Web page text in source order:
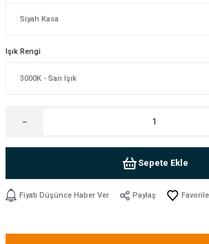
Işık Rengi
Sepete Ekle
Fiyatı Düşünce Haber Ver Paylaş